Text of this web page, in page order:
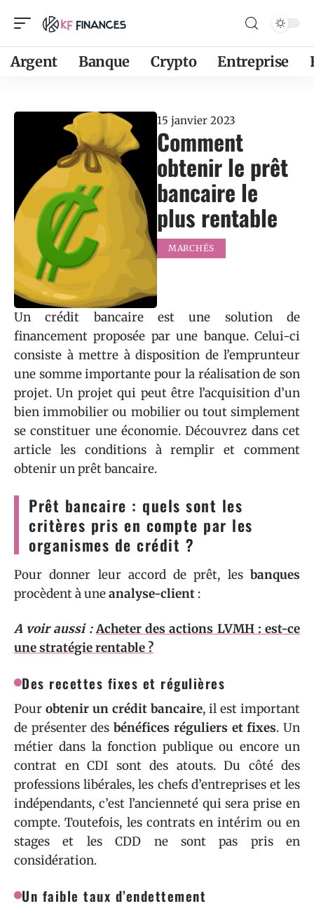
Argent Banque Crypto Entreprise
15 janvier 2023
Comment
obtenir le prêt
bancaire le
plus rentable
MARCHÉS
Un crédit bancaire est une solution de
financement proposée par une banque. Celui-ci
consiste à mettre à disposition de l’emprunteur
une somme importante pour la réalisation de son
projet. Un projet qui peut être l’acquisition d’un
bien immobilier ou mobilier ou tout simplement
se constituer une économie. Découvrez dans cet
article les conditions à remplir et comment
obtenir un prêt bancaire.
Prêt bancaire : quels sont les
critères pris en compte par les
organismes de crédit ?
Pour donner leur accord de prêt, les banques
procèdent à uneanalyse-client :
A voir aussi : Acheter des actions LVMH : est-ce
une stratégie rentable ?
Des recettes fixes et régulières
Pour obtenir un crédit bancaire, il est important
de présenter desbénéfices réguliers et fixes. Un
métier dans la fonction publique ou encore un
contrat en CDI sont des atouts. Du côté des
professions libérales, les chefs d’entreprises et les
indépendants, c’est l’ancienneté qui sera prise en
compte. Toutefois, les contrats en intérim ou en
stages et les CDD ne sont pas pris en
considération.
Un faible taux d’endettement